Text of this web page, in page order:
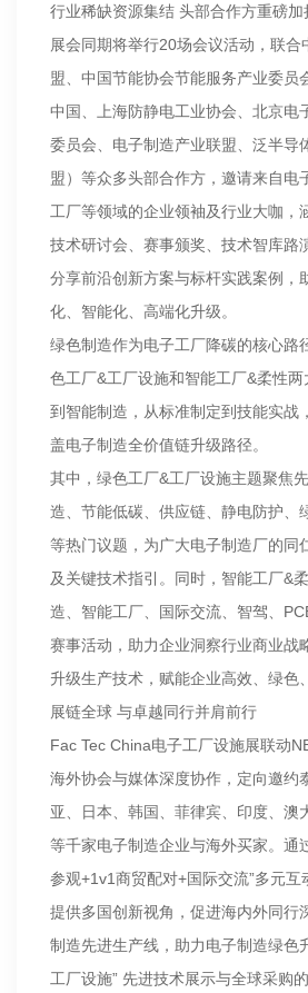
行业稀缺资源集结 头部合作方重磅加
展会同期将举行20场会议活动，联合
盟、中国节能协会节能服务产业委员
中国、上海防静电工业协会、北京电
委员会、电子制造产业联盟、泛半导
盟）等众多头部合作方，邀请来自电
工厂等领域的企业领袖及行业大咖，
技术研讨会、赛事颁奖、技术智库路
分享前沿创新方案与标杆实践案例，
化、智能化、高端化升级。
绿色制造作为电子工厂降碳的核心路
色工厂&工厂设施和智能工厂&柔性
到智能制造，从标准制定到技能实战
盖电子制造全价值链升级路径。
其中，绿色工厂&工厂设施主题聚焦
造、节能低碳、供应链、静电防护、
等热门议题，为广大电子制造厂的同
及关键技术指引。同时，智能工厂&
造、智能工厂、国际交流、智驾、
赛事活动，助力企业洞察行业商业战
升级生产技术，赋能企业高效、绿色
展链全球 与卓越同行并肩前行
Fac Tec China电子工厂设施展联动
海外协会与媒体深度协作，定向邀约
亚、日本、韩国、菲律宾、印度、澳
等千家电子制造企业与海外买家。通
参观+1v1商贸配对+国际交流”多元互
提供多国创新视角，促进海内外同行
制造先进生产线，助力电子制造绿色
工厂设施” 先进技术展示与全球采购